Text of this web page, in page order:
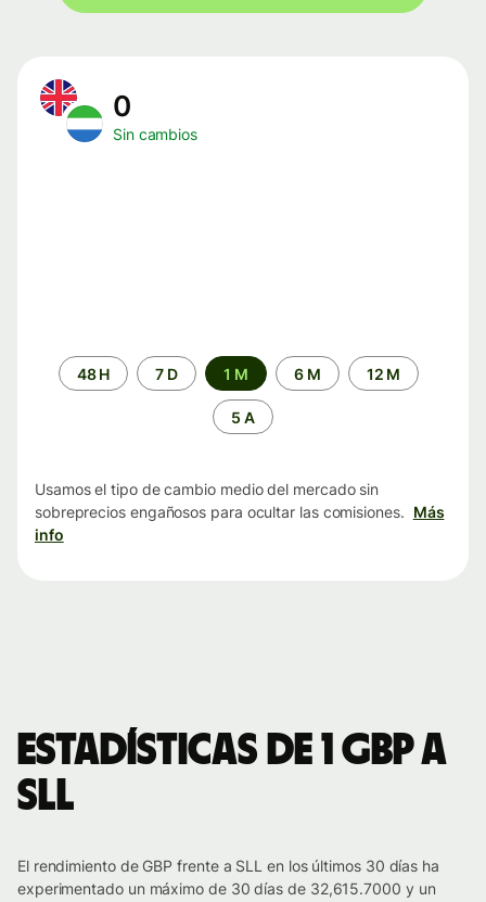
0
Sin cambios
Periodo48 H 7 D 1 M 6 M 12 M
5 A
Usamos el tipo de cambio medio del mercado sin
sobreprecios engañosos para ocultar las comisiones. Más
info
Estadísticas de 1 GBP a
SLL
El rendimiento de GBP frente a SLL en los últimos 30 días ha
experimentado un máximo de 30 días de 32,615.7000 y un